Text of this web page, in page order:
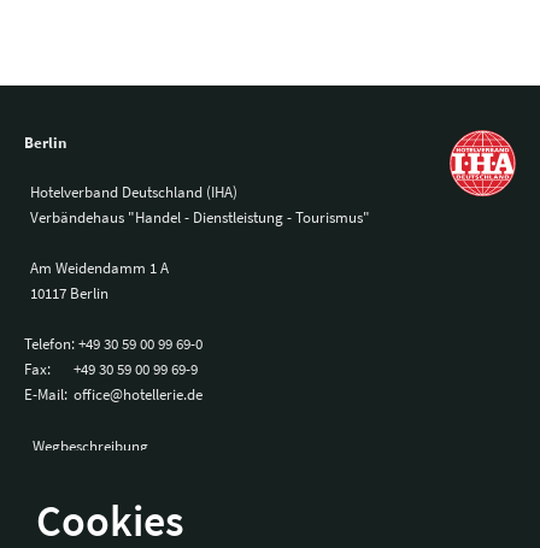
Cookies
Berlin
Hotelverband Deutschland (IHA)
Verbändehaus "Handel - Dienstleistung - Tourismus"
Am Weidendamm 1 A
10117 Berlin
Telefon:+49 30 59 00 99 69-0
Fax:
+49 30 59 00 99 69-9
E-Mail: office@hotellerie.de
Wegbeschreibung